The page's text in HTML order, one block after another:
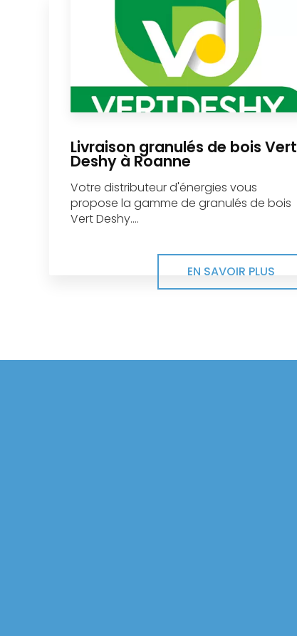
Livraison granulés de bois Vert
Deshy à Roanne
Votre distributeur d'énergies vous
propose la gamme de granulés de bois
Vert Deshy....
EN SAVOIR PLUS